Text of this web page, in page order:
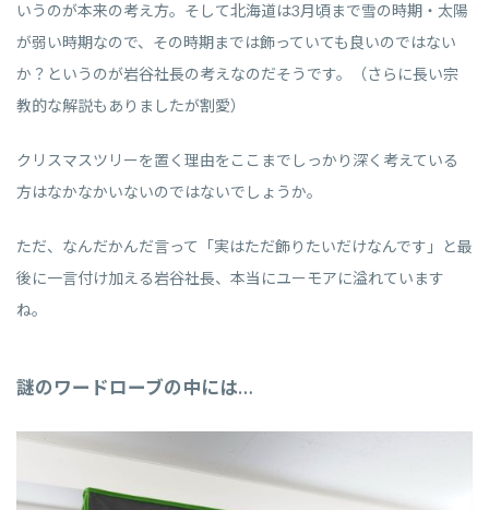
いうのが本来の考え方。そして北海道は3月頃まで雪の時期・太陽
が弱い時期なので、その時期までは飾っていても良いのではない
か？というのが岩谷社長の考えなのだそうです。（さらに長い宗
教的な解説もありましたが割愛）
クリスマスツリーを置く理由をここまでしっかり深く考えている
方はなかなかいないのではないでしょうか。
ただ、なんだかんだ言って「実はただ飾りたいだけなんです」と最
後に一言付け加える岩谷社長、本当にユーモアに溢れています
ね。
謎のワードローブの中には…